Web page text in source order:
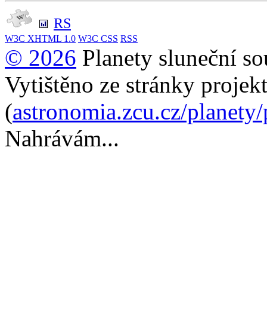
RS
W3C XHTML 1.0 W3C CSS RSS
© 2026 Planety sluneční
Vytištěno ze stránky
(astronomia.zcu.cz/
Nahrávám...